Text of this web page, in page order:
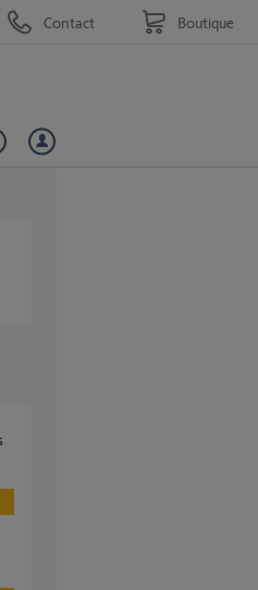
Contact Boutique